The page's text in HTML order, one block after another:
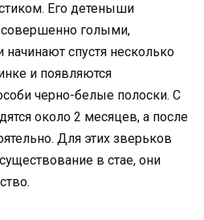
Его детеныши
голыми,
спустя несколько
и появляются
черно-белые полоски. С
около 2 месяцев, а после
Для этих зверьков
в стае, они